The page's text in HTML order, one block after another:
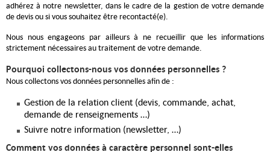
adhérez à notre newsletter, dans le cadre de la gestion de votre demande
de devis ou si vous souhaitez être recontacté(e).
Nous nous engageons par ailleurs à ne recueillir que les informations
strictement nécessaires au traitement de votre demande.
Pourquoi collectons-nous vos données personnelles ?
Nous collectons vos données personnelles afin de :
Gestion de la relation client (devis, commande, achat,
demande de renseignements …)
Suivre notre information (newsletter, …)
Comment vos données à caractère personnel sont-elles